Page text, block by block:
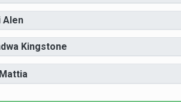
Alen
Kingstone